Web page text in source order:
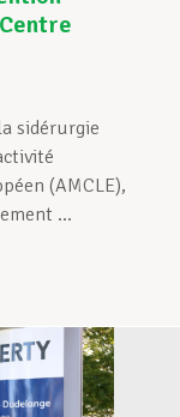
sidérurgie
(AMCLE),
...